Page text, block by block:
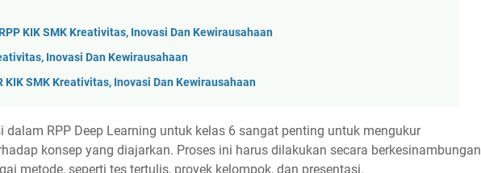
KIK SMK Kreativitas, Inovasi Dan Kewirausahaan
Inovasi Dan Kewirausahaan
KIK SMK Kreativitas, Inovasi Dan Kewirausahaan
dalam RPP Deep Learning untuk kelas 6 sangat penting untuk mengukur
konsep yang diajarkan. Proses ini harus dilakukan secara berkesinambungan
metode, seperti tes tertulis, proyek kelompok, dan presentasi.